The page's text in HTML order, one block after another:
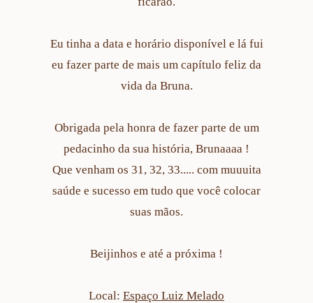
Eu tinha a data e horário disponível e lá fui
eu fazer parte de mais um capítulo feliz da
vida da Bruna.
Obrigada pela honra de fazer parte de um
pedacinho da sua história, Brunaaaa !
Que venham os 31, 32, 33..... com muuuita
saúde e sucesso em tudo que você colocar
suas mãos.
Beijinhos e até a próxima !
Local: Espaço Luiz Melado